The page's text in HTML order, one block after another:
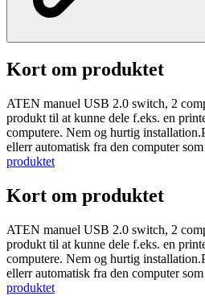
Kort om produktet
ATEN manuel USB 2.0 switch, 2
produkt til at kunne dele f.eks. en
computere. Nem og hurtig
ellerr automatisk fra den computer
produktet
Kort om produktet
ATEN manuel USB 2.0 switch, 2
produkt til at kunne dele f.eks. en
computere. Nem og hurtig
ellerr automatisk fra den computer
produktet